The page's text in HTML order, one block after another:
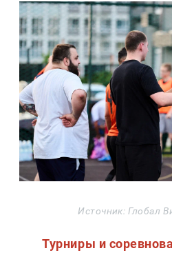
Источник: Глобал
Турниры и